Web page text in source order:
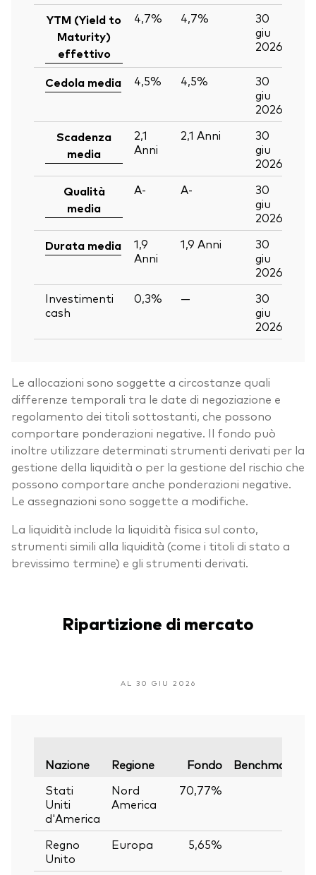
YTM (Yield to
Maturity)
effettivo
4,7% 4,7%
30
giu
2026
Cedola media 4,5% 4,5%
30
giu
2026
Scadenza
media
2,1
Anni
2,1 Anni
30
giu
2026
Qualità
media
A- A-
30
giu
2026
Durata media
1,9
Anni
1,9 Anni
30
giu
2026
Investimenti
cash
0,3% —
30
giu
2026
Le allocazioni sono soggette a circostanze quali
differenze temporali tra le date di negoziazione e
regolamento dei titoli sottostanti, che possono
comportare ponderazioni negative. Il fondo può
inoltre utilizzare determinati strumenti derivati per la
gestione della liquidità o per la gestione del rischio che
possono comportare anche ponderazioni negative.
Le assegnazioni sono soggette a modifiche.
La liquidità include la liquidità fisica sul conto,
strumenti simili alla liquidità (come i titoli di stato a
brevissimo termine) e gli strumenti derivati.
Ripartizione di mercato
AL 30 GIU 2026
Nazione Regione Fondo Benchmark
Stati
Uniti
d'America
Nord
America
70,77%
Regno
Unito
Europa 5,65%